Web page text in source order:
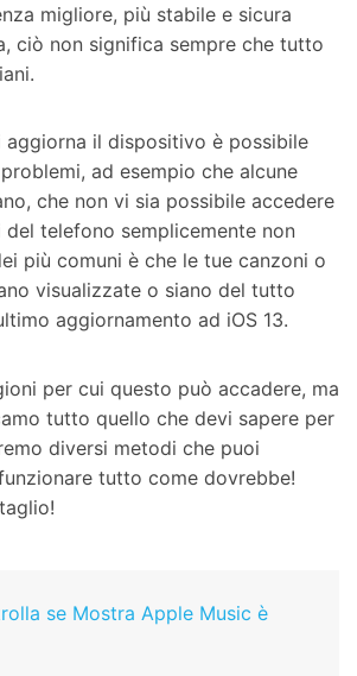
migliore, più stabile e sicura
ciò non significa sempre che tutto
il dispositivo è possibile
ad esempio che alcune
che non vi sia possibile accedere
telefono semplicemente non
più comuni è che le tue canzoni o
visualizzate o siano del tutto
aggiornamento ad iOS 13.
per cui questo può accadere, ma
tutto quello che devi sapere per
diversi metodi che puoi
tutto come dovrebbe!
se Mostra Apple Music è